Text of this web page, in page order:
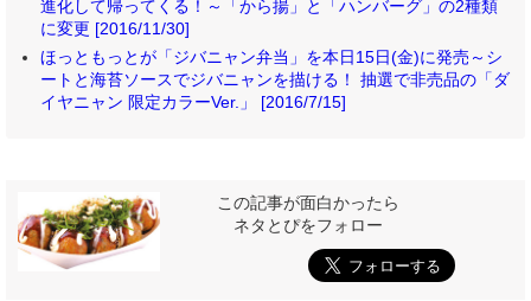
進化して帰ってくる！～「から揚」と「ハンバーグ」の2種類
に変更 [2016/11/30]
ほっともっとが「ジバニャン弁当」を本日15日(金)に発売～シ
ートと海苔ソースでジバニャンを描ける！ 抽選で非売品の「ダ
イヤニャン 限定カラーVer.」 [2016/7/15]
この記事が面白かったら
ネタとぴをフォロー